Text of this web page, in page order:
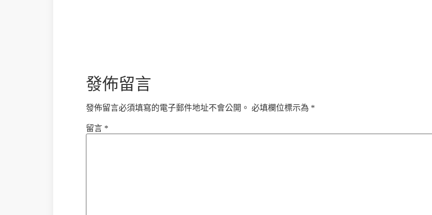
發佈留言
發佈留言必須填寫的電子郵件地址不會公開。 必填欄位標示為 *
留言 *